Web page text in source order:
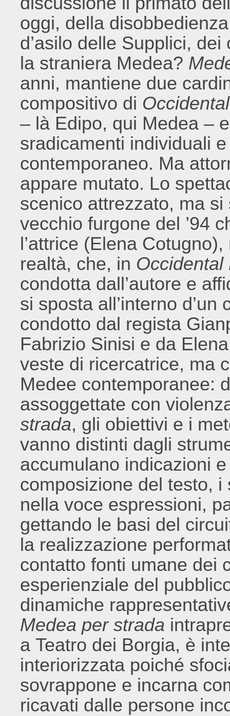
oggi, della
d’asilo delle Supplici,
la straniera Medea?
anni, mantiene due
compositivo di
– là Edipo, qui Medea –
sradicamenti individuali
contemporaneo. Ma
appare mutato. Lo
scenico attrezzato, ma
vecchio furgone del ’94
l’attrice (Elena
realtà, che, in Occidental
condotta dall’autore e
si sposta all’interno
condotto dal regista
Fabrizio Sinisi e da
veste di ricercatrice, ma
Medee contemporanee:
assoggettate con
strada, gli obiettivi e i
vanno distinti dagli
accumulano indicazioni
composizione del testo,
nella voce espressioni,
gettando le basi del
la realizzazione
contatto fonti umane dei
esperienziale del
dinamiche
Medea per strada
a Teatro dei Borgia, è
interiorizzata poiché
sovrappone e incarna
ricavati dalle persone